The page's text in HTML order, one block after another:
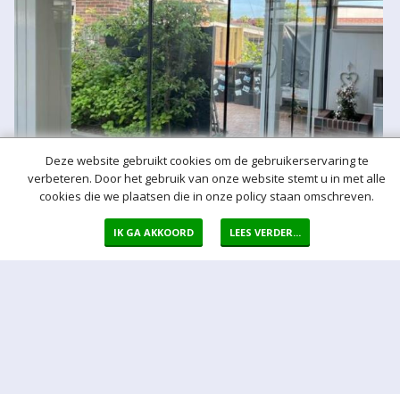
Deze website gebruikt cookies om de gebruikerservaring te
verbeteren. Door het gebruik van onze website stemt u in met alle
cookies die we plaatsen die in onze policy staan omschreven.
IK GA AKKOORD LEES VERDER...